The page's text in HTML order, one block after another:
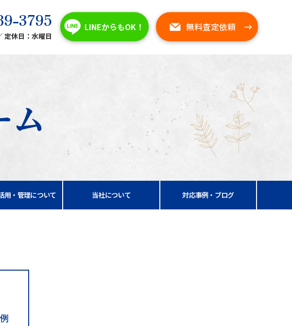
3795
定休日：水曜日
LINEからもOK！ 無料査定依頼
ム
用・管理について 当社について 対応事例・ブログ